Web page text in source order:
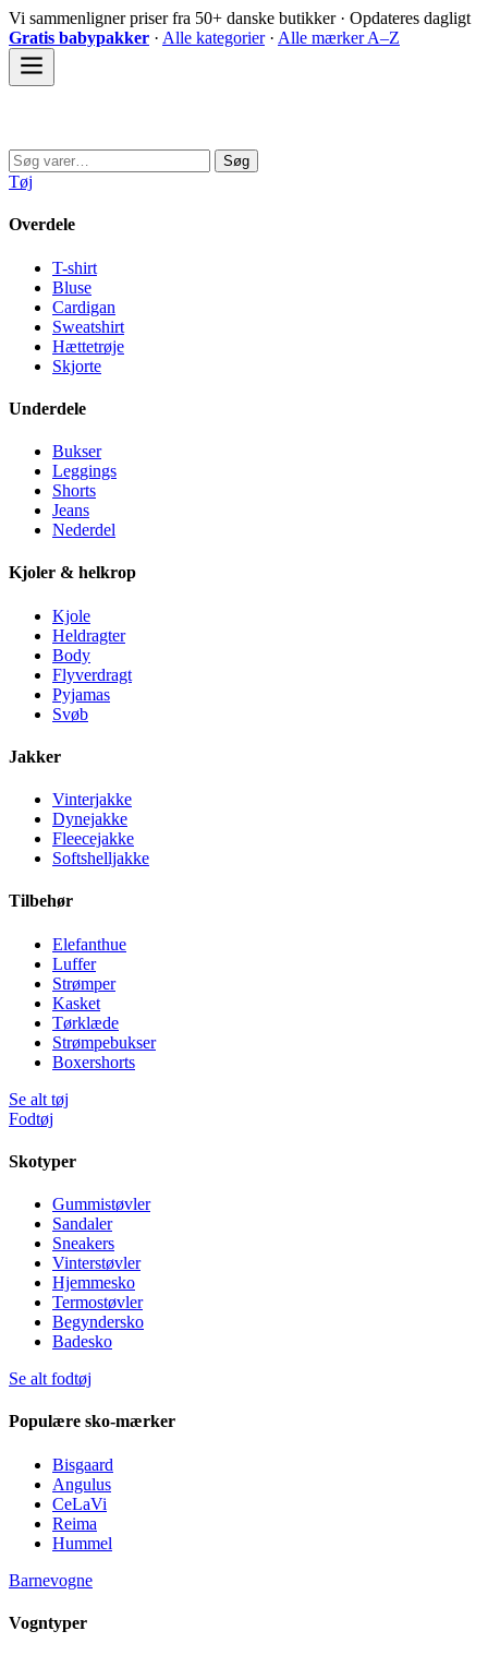
Spring
til
indhold
Vi sammenligner priser fra 50+ danske butikker · Opdateres dagligt
Gratis babypakker · Alle kategorier· Alle mærker A–Z
Søg
efter:
Søg
Tøj
Overdele
T-shirt
Bluse
Cardigan
Sweatshirt
Hættetrøje
Skjorte
Underdele
Bukser
Leggings
Shorts
Jeans
Nederdel
Kjoler & helkrop
Kjole
Heldragter
Body
Flyverdragt
Pyjamas
Svøb
Jakker
Vinterjakke
Dynejakke
Fleecejakke
Softshelljakke
Tilbehør
Elefanthue
Luffer
Strømper
Kasket
Tørklæde
Strømpebukser
Boxershorts
Se alt tøj
Fodtøj
Skotyper
Gummistøvler
Sandaler
Sneakers
Vinterstøvler
Hjemmesko
Termostøvler
Begyndersko
Badesko
Se alt fodtøj
Populære sko-mærker
Bisgaard
Angulus
CeLaVi
Reima
Hummel
Barnevogne
Vogntyper